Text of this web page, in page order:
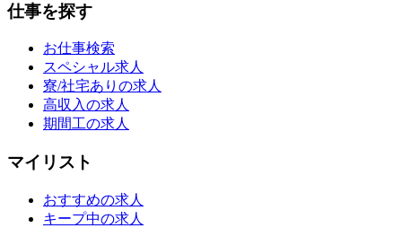
仕事を探す
お仕事検索
スペシャル求人
寮/社宅ありの求人
高収入の求人
期間工の求人
マイリスト
おすすめの求人
キープ中の求人